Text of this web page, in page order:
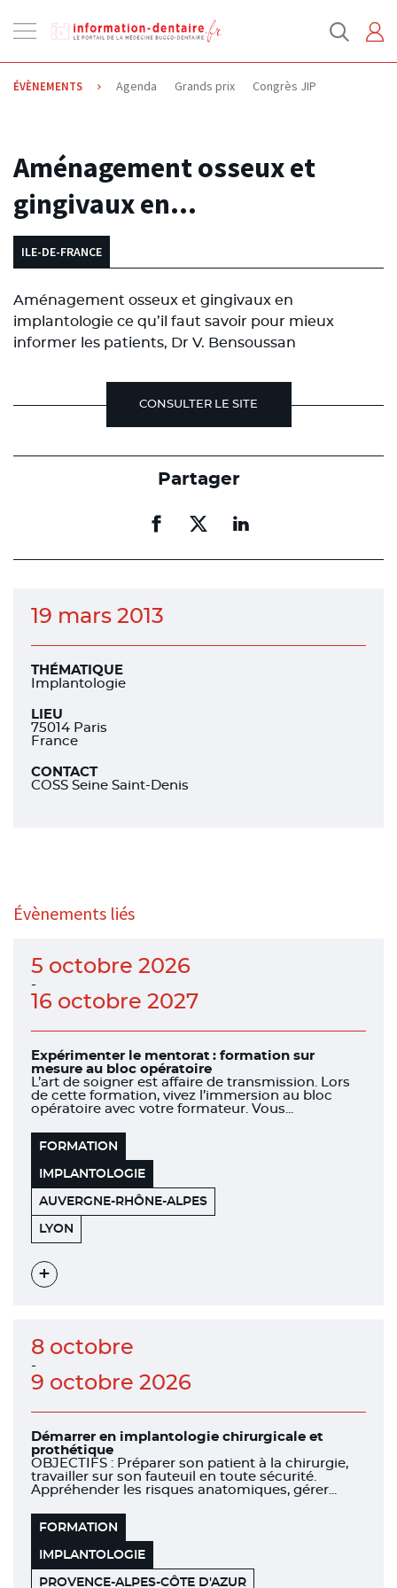
la
navigation
ÉVÈNEMENTS Agenda Grands prix Congrès JIP
14.01.2014
Aménagement osseux et
gingivaux en…
ILE-DE-FRANCE
Aménagement osseux et gingivaux en
implantologie ce qu’il faut savoir pour mieux
informer les patients, Dr V. Bensoussan
CONSULTER LE SITE
Partager
Partager
facebook
Partager
facebook
Partager
linkedin
19 mars 2013
THÉMATIQUE
Implantologie
LIEU
75014 Paris
France
CONTACT
COSS Seine Saint-Denis
Évènements liés
5 octobre 2026
-
16 octobre 2027
Expérimenter le mentorat : formation sur
mesure au bloc opératoire
L’art de soigner est affaire de transmission. Lors
de cette formation, vivez l’immersion au bloc
opératoire avec votre formateur. Vous...
FORMATION
IMPLANTOLOGIE
AUVERGNE-RHÔNE-ALPES
151
BOULEVARD
STALINGRAD
LYON
Voir
8 octobre
-
9 octobre 2026
Démarrer en implantologie chirurgicale et
prothétique
OBJECTIFS : Préparer son patient à la chirurgie,
travailler sur son fauteuil en toute sécurité.
Appréhender les risques anatomiques, gérer...
FORMATION
IMPLANTOLOGIE
PROVENCE-ALPES-CÔTE D'AZUR